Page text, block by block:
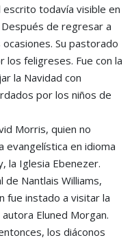
todavía visible en
de regresar a
Su pastorado
los feligreses. Fue con la
la Navidad con
por los niños de
Morris, quien no
evangelística en idioma
la Iglesia Ebenezer.
Nantlais Williams,
fue instado a visitar la
Eluned Morgan.
los diáconos